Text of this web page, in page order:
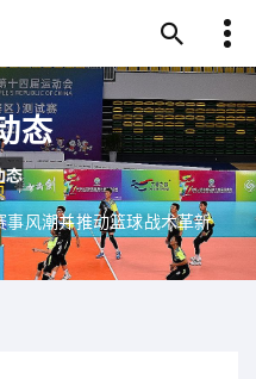
态
风潮并推动篮球战术革新